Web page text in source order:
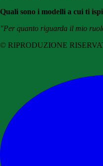
Quali sono i modelli a cui ti
"Per quanto riguarda il mio
© RIPRODUZIONE